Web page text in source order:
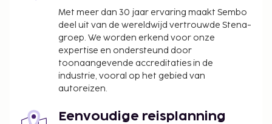
Met meer dan 30 jaar ervaring maakt Sembo
deel uit van de wereldwijd vertrouwde Stena-
groep. We worden erkend voor onze
expertise en ondersteund door
toonaangevende accreditaties in de
industrie, vooral op het gebied van
autoreizen.
Eenvoudige reisplanning